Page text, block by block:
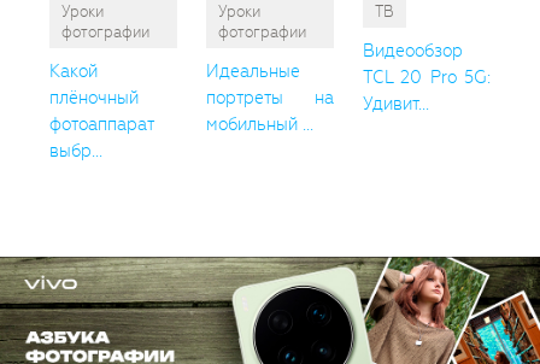
Уроки
фотографии
Какой
плёночный
фотоаппарат
выбр...
Уроки
фотографии
Идеальные
портреты на
мобильный ...
ТВ
Видеообзор
TCL 20 Pro 5G:
Удивит...